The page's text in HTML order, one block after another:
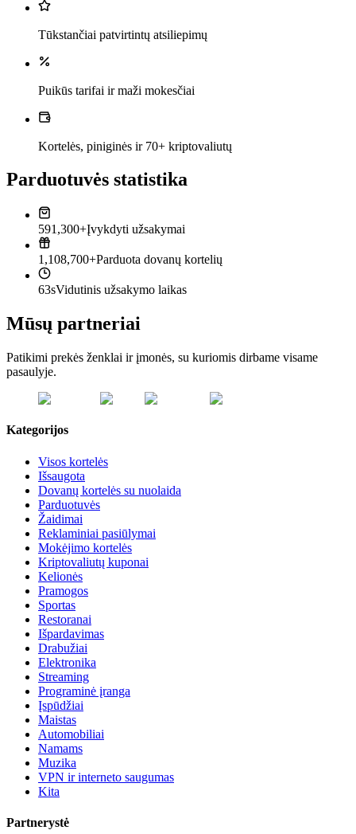
Tūkstančiai patvirtintų atsiliepimų
Puikūs tarifai ir maži mokesčiai
Kortelės, piniginės ir 70+ kriptovaliutų
Parduotuvės statistika
591,300+Įvykdyti užsakymai
1,108,700+Parduota dovanų kortelių
63sVidutinis užsakymo laikas
Mūsų partneriai
Patikimi prekės ženklai ir įmonės, su kuriomis dirbame visame
pasaulyje.
Kategorijos
Visos kortelės
Išsaugota
Dovanų kortelės su nuolaida
Parduotuvės
Žaidimai
Reklaminiai pasiūlymai
Mokėjimo kortelės
Kriptovaliutų kuponai
Kelionės
Pramogos
Sportas
Restoranai
Išpardavimas
Drabužiai
Elektronika
Streaming
Programinė įranga
Įspūdžiai
Maistas
Automobiliai
Namams
Muzika
VPN ir interneto saugumas
Kita
Partnerystė